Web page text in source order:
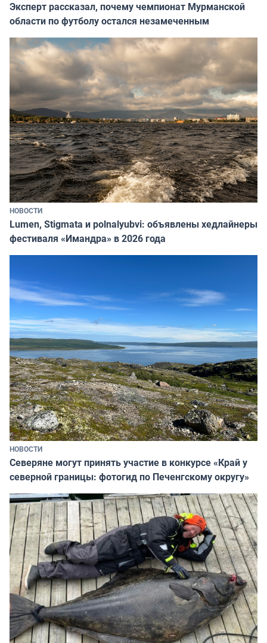
Эксперт рассказал, почему чемпионат Мурманской
области по футболу остался незамеченным
НОВОСТИ
Lumen, Stigmata и polnalyubvi: объявлены хедлайнеры
фестиваля «Имандра» в 2026 года
НОВОСТИ
Северяне могут принять участие в конкурсе «Край у
северной границы: фотогид по Печенгскому округу»